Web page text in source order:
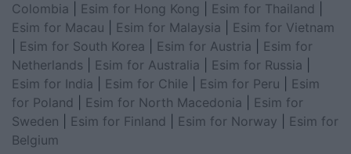
Colombia
Esim for Hong Kong Esim for Thailand
Esim for Macau
Esim for Malaysia
Esim for Vietnam
Esim for South Korea Esim for Austria
Esim for
Netherlands
Esim for Australia Esim for Russia
Esim for India
Esim for Chile Esim for Peru
Esim
for Poland
Esim for North Macedonia
Esim for
Sweden
Esim for Finland Esim for Norway
Esim for
Belgium